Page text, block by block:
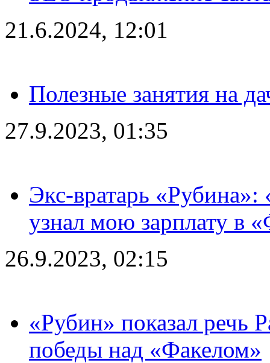
21.6.2024, 12:01
Полезные занятия на
27.9.2023, 01:35
Экс-вратарь «Рубина»:
узнал мою зарплату в
26.9.2023, 02:15
«Рубин» показал речь
победы над «Факелом»